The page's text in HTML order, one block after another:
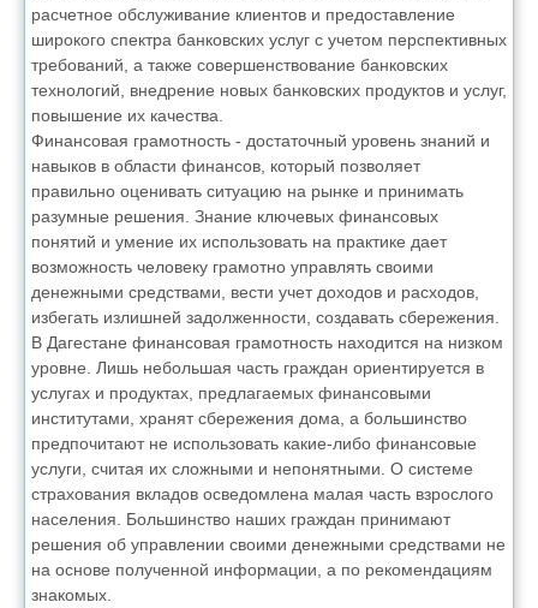
расчетное обслуживание клиентов и предоставление
широкого спектра банковских услуг с учетом перспективных
требований, а также совершенствование банковских
технологий, внедрение новых банковских продуктов и услуг,
повышение их качества.
Финансовая грамотность - достаточный уровень знаний и
навыков в области финансов, который позволяет
правильно оценивать ситуацию на рынке и принимать
разумные решения. Знание ключевых финансовых
понятий и умение их использовать на практике дает
возможность человеку грамотно управлять своими
денежными средствами, вести учет доходов и расходов,
избегать излишней задолженности, создавать сбережения.
В Дагестане финансовая грамотность находится на низком
уровне. Лишь небольшая часть граждан ориентируется в
услугах и продуктах, предлагаемых финансовыми
институтами, хранят сбережения дома, а большинство
предпочитают не использовать какие-либо финансовые
услуги, считая их сложными и непонятными. О системе
страхования вкладов осведомлена малая часть взрослого
населения. Большинство наших граждан принимают
решения об управлении своими денежными средствами не
на основе полученной информации, а по рекомендациям
знакомых.